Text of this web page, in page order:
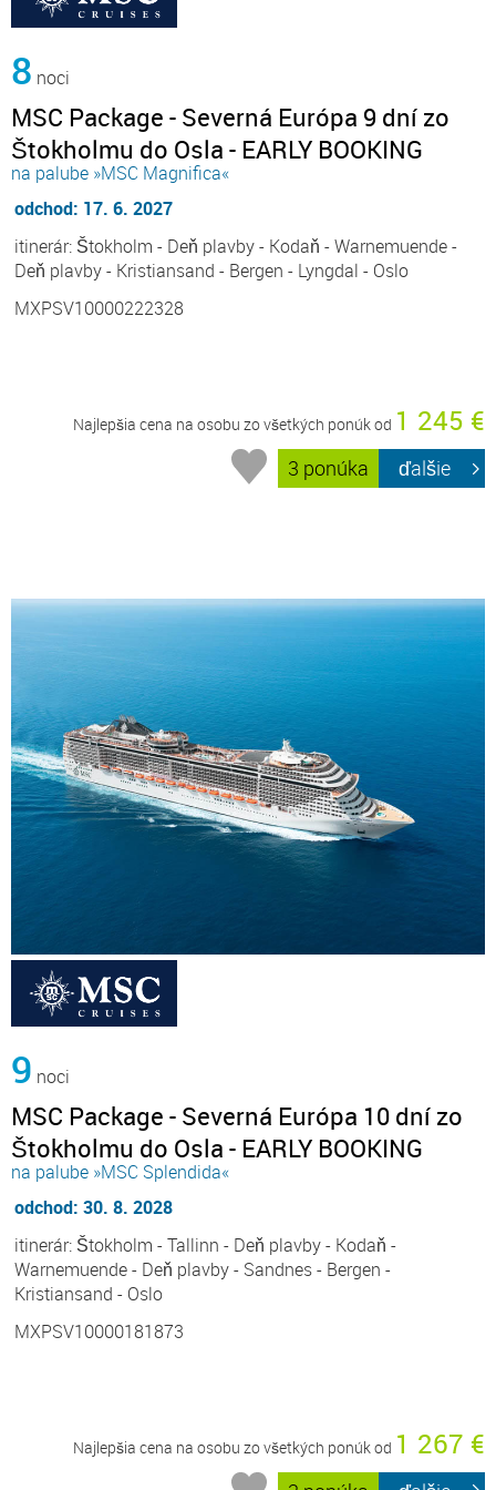
8 noci
MSC Package - Severná Európa 9 dní zo
Štokholmu do Osla - EARLY BOOKING
na palube »MSC Magnifica«
odchod: 17. 6. 2027
itinerár: Štokholm - Deň plavby - Kodaň - Warnemuende -
Deň plavby - Kristiansand - Bergen - Lyngdal - Oslo
MXPSV10000222328
Najlepšia cena na osobu zo všetkých ponúk od 1 245 €
3 ponúka ďalšie
9 noci
MSC Package - Severná Európa 10 dní zo
Štokholmu do Osla - EARLY BOOKING
na palube »MSC Splendida«
odchod: 30. 8. 2028
itinerár: Štokholm - Tallinn - Deň plavby - Kodaň -
Warnemuende - Deň plavby - Sandnes - Bergen -
Kristiansand - Oslo
MXPSV10000181873
Najlepšia cena na osobu zo všetkých ponúk od 1 267 €